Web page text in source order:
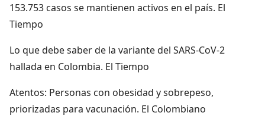
153.753 casos se mantienen activos en el país. El
Tiempo
Lo que debe saber de la variante del SARS-CoV-2
hallada en Colombia. El Tiempo
Atentos: Personas con obesidad y sobrepeso,
priorizadas para vacunación. El Colombiano